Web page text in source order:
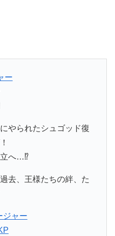
ー
やられたシュゴッド復
立へ…⁉️
去、王様たちの絆、た
ジャー